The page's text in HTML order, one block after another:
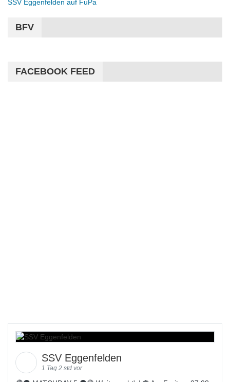
SSV Eggenfelden auf FuPa
BFV
FACEBOOK FEED
SSV Eggenfelden
1 Tag 2 std vor